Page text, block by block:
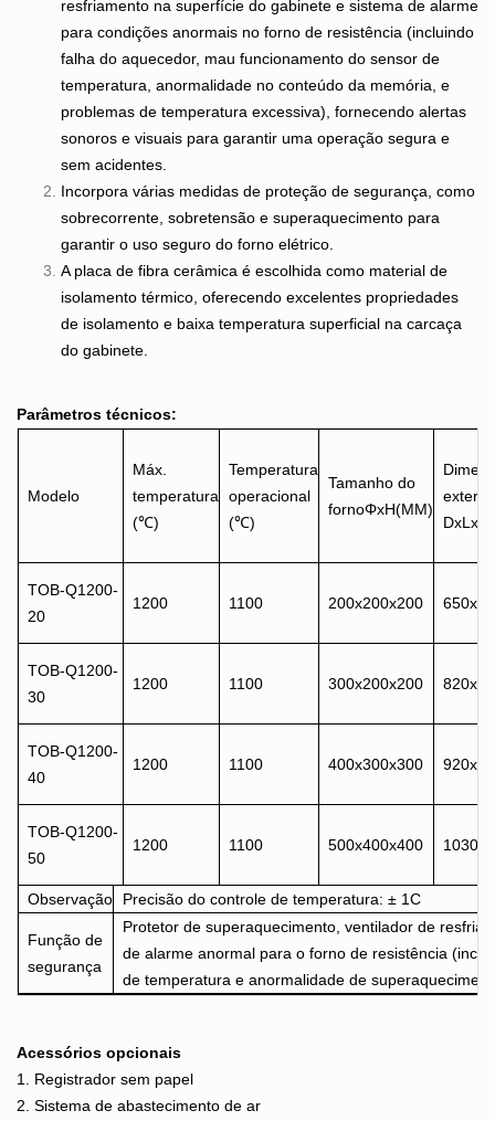
resfriamento na superfície do gabinete e sistema de alarme
para condições anormais no forno de resistência (incluindo
falha do aquecedor, mau funcionamento do sensor de
temperatura, anormalidade no conteúdo da memória, e
problemas de temperatura excessiva), fornecendo alertas
sonoros e visuais para garantir uma operação segura e
sem acidentes.
Incorpora várias medidas de proteção de segurança, como
sobrecorrente, sobretensão e superaquecimento para
garantir o uso seguro do forno elétrico.
A placa de fibra cerâmica é escolhida como material de
isolamento térmico, oferecendo excelentes propriedades
de isolamento e baixa temperatura superficial na carcaça
do gabinete.
Parâmetros técnicos:
Modelo
Máx.
temperatura
(℃)
Temperatura
operacional
(℃)
Tamanho do
fornoΦxH(MM)
externa
TOB-Q1200-
20
1200 1100 200x200x200
TOB-Q1200-
30
1200 1100 300x200x200 820
TOB-Q1200-
40
1200 1100 400x300x300
TOB-Q1200-
50
1200 1100 500x400x400
Observação Precisão do controle de temperatura: ± 1C
Função de
segurança
Protetor de superaquecimento, ventilador de
de alarme anormal para o forno de resistência
de temperatura e anormalidade de
Acessórios opcionais
1. Registrador sem papel
2. Sistema de abastecimento de ar